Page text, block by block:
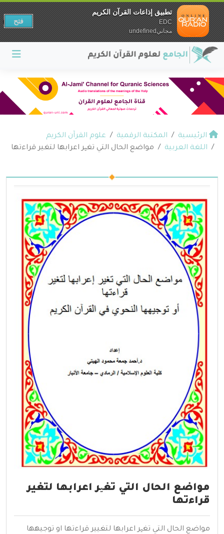
الرئيسية المكتبة الرقمية
علوم القرآن الكريم
اللغة العربية
مواضع الحال التي تغیر اعرابها لتغير قراءتها
مواضع الحال التي تغیر اعرابها لتغير
قراءتها
مواضع الحال التي تغیر اعرابها لتغيير قراءتها او توجيهها
تطبيق إذاعات القرآن الكريم
EDC
مجانيundefined
فتح